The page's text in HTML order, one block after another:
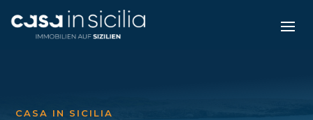
CASA IN SICILIA